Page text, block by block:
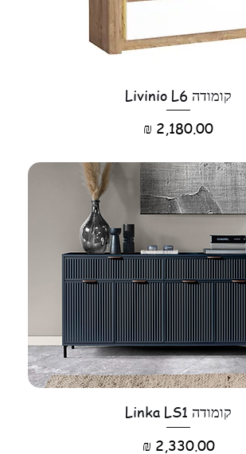
קומודה Livinio L6
מחיר
קומודה Linka LS1
מחיר‏2,330.00 ‏₪